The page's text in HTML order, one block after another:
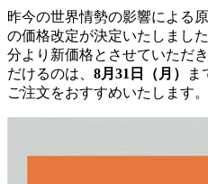
昨今の世界情勢の影響による
の価格改定が決定いたしました
分より新価格とさせていただ
だけるのは、 8月31日（月）
ま
ご注文をおすすめいたします。